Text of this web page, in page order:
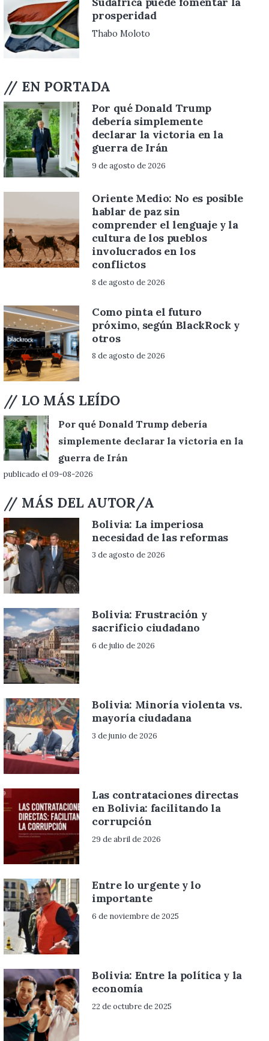
// EN PORTADA
Por qué Donald Trump
debería simplemente
declarar la victoria en la
guerra de Irán
9 de agosto de 2026
Oriente Medio: No es posible
hablar de paz sin
comprender el lenguaje y la
cultura de los pueblos
involucrados en los
conflictos
8 de agosto de 2026
Como pinta el futuro
próximo, según BlackRock y
otros
8 de agosto de 2026
// LO MÁS LEÍDO
Por qué Donald Trump debería
simplemente declarar la victoria en la
guerra de Irán
publicado el 09-08-2026
// MÁS DEL AUTOR/A
Bolivia: La imperiosa
necesidad de las reformas
3 de agosto de 2026
Bolivia: Frustración y
sacrificio ciudadano
6 de julio de 2026
Bolivia: Minoría violenta vs.
mayoría ciudadana
3 de junio de 2026
Las contrataciones directas
en Bolivia: facilitando la
corrupción
29 de abril de 2026
Entre lo urgente y lo
importante
6 de noviembre de 2025
Bolivia: Entre la política y la
economía
22 de octubre de 2025